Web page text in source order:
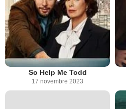
So Help Me Todd
17 novembre 2023